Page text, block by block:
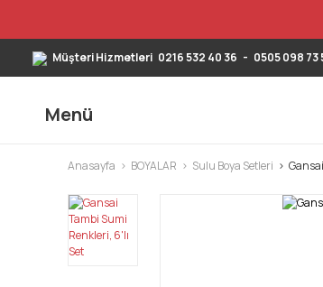
Müşteri Hizmetleri 0216 532 40 36 - 0505 098 73
Menü
Anasayfa BOYALAR Sulu Boya Setleri